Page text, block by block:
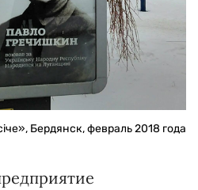
Бердянск, февраль 2018 года